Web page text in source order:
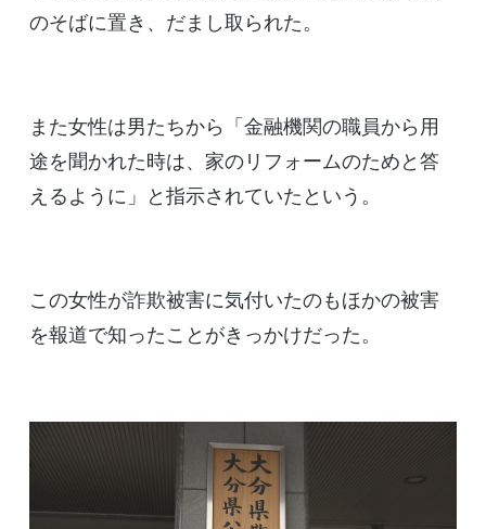
のそばに置き、だまし取られた。
また女性は男たちから「金融機関の職員から用
途を聞かれた時は、家のリフォームのためと答
えるように」と指示されていたという。
この女性が詐欺被害に気付いたのもほかの被害
を報道で知ったことがきっかけだった。